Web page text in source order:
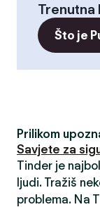
Trenutna
Što je
Prilikom
Savjete za
Tinder je
ljudi. Tražiš
problema. Na